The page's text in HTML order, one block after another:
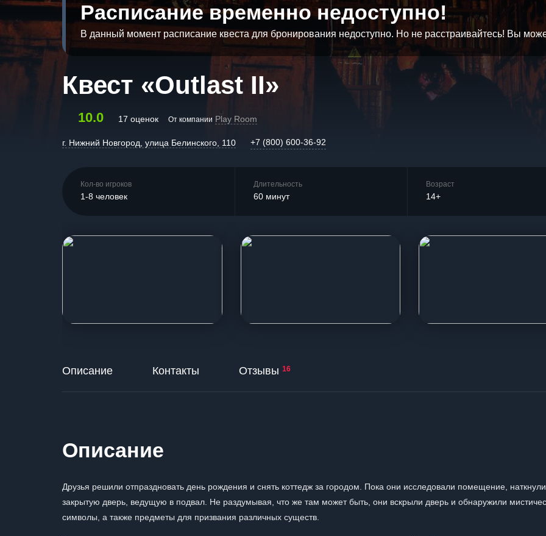
Расписание временно недоступно!
В данный момент расписание квеста для бронирования недоступно. Но не расстраивайтесь! Вы
Квест «Outlast II»
10.0 17 оценок От компании Play Room
г. Нижний Новгород, улица Белинского, 110 +7 (800) 600-36-92
Кол-во игроков
1-8 человек
Длительность
60 минут
Возраст
14+
Описание Контакты Отзывы 16
Описание
Друзья решили отпраздновать день рождения и снять коттедж за городом. Пока они исследовали помещение,
закрытую дверь, ведущую в подвал. Не раздумывая, что же там может быть, они вскрыли дверь и обнаружили
символы, а также предметы для призвания различных существ.